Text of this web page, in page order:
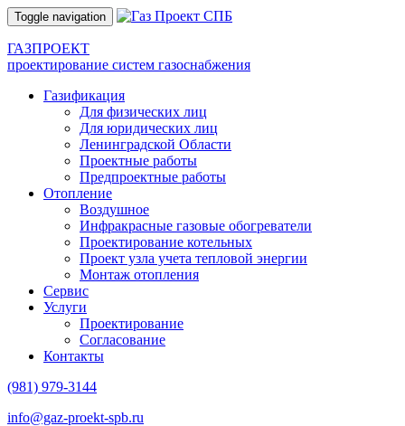
Toggle navigation
ГАЗПРОЕКТ
проектирование систем газоснабжения
Газификация
Для физических лиц
Для юридических лиц
Ленинградской Области
Проектные работы
Предпроектные работы
Отопление
Воздушное
Инфракрасные газовые обогреватели
Проектирование котельных
Проект узла учета тепловой энергии
Монтаж отопления
Сервис
Услуги
Проектирование
Согласование
Контакты
(981) 979-3144
info@gaz-proekt-spb.ru